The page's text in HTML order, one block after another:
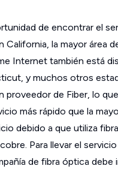
de encontrar el
California, la mayor área
Internet también está
y muchos otros
proveedor de Fiber, lo
más rápido que la
debido a que utiliza
Para llevar el
de fibra óptica debe